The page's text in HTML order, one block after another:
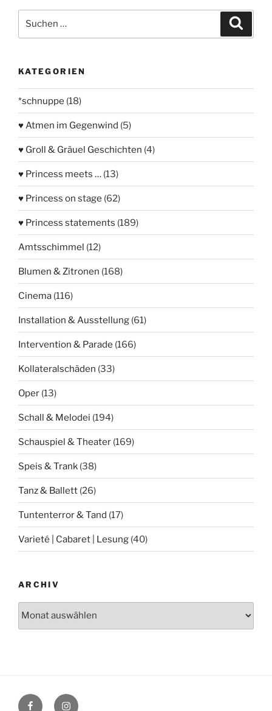
nach:
KATEGORIEN
*schnuppe (18)
♥ Atmen im Gegenwind (5)
♥ Groll & Gräuel Geschichten (4)
♥ Princess meets … (13)
♥ Princess on stage (62)
♥ Princess statements (189)
Amtsschimmel (12)
Blumen & Zitronen (168)
Cinema (116)
Installation & Ausstellung (61)
Intervention & Parade (166)
Kollateralschäden (33)
Oper (13)
Schall & Melodei (194)
Schauspiel & Theater (169)
Speis & Trank (38)
Tanz & Ballett (26)
Tuntenterror & Tand (17)
Varieté | Cabaret | Lesung (40)
ARCHIV
FacebookInstagram